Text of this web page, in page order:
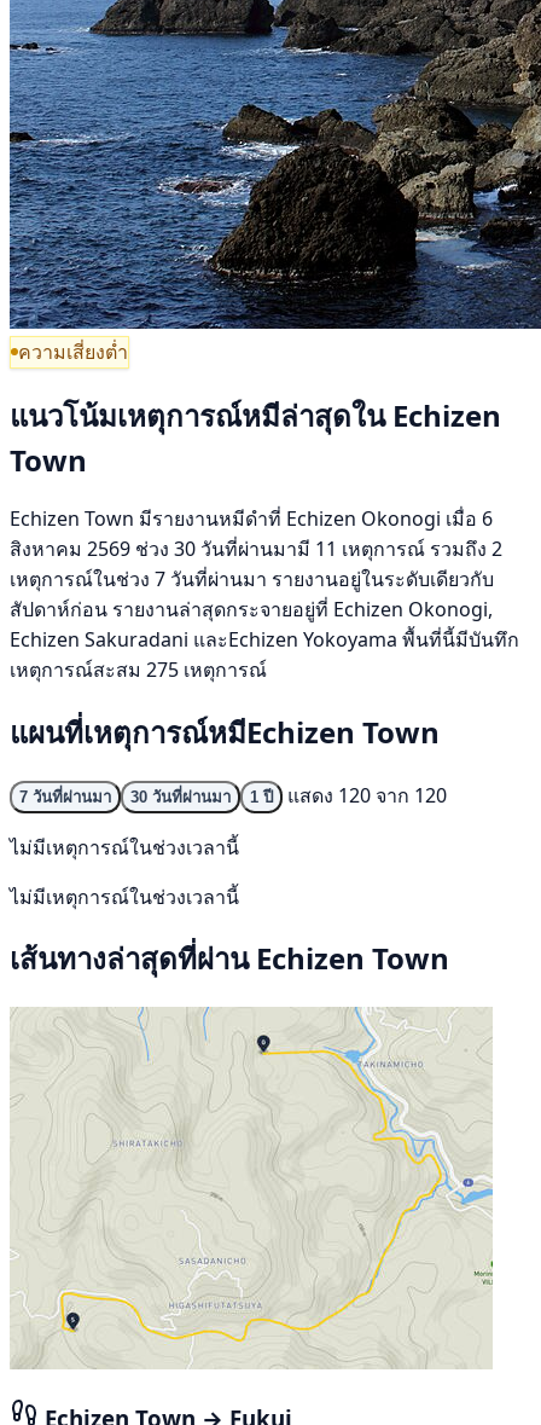
ความเสี่ยงต่ำ
แนวโน้มเหตุการณ์หมีล่าสุดใน Echizen
Town
Echizen Town มีรายงานหมีดำที่ Echizen Okonogi เมื่อ 6
สิงหาคม 2569 ช่วง 30 วันที่ผ่านมามี 11 เหตุการณ์ รวมถึง 2
เหตุการณ์ในช่วง 7 วันที่ผ่านมา รายงานอยู่ในระดับเดียวกับ
สัปดาห์ก่อน รายงานล่าสุดกระจายอยู่ที่ Echizen Okonogi,
Echizen Sakuradani และEchizen Yokoyama พื้นที่นี้มีบันทึก
เหตุการณ์สะสม 275 เหตุการณ์
แผนที่เหตุการณ์หมีEchizen Town
7 วันที่ผ่านมา 30 วันที่ผ่านมา 1 ปี
แสดง 120 จาก 120
ไม่มีเหตุการณ์ในช่วงเวลานี้
ไม่มีเหตุการณ์ในช่วงเวลานี้
เส้นทางล่าสุดที่ผ่าน Echizen Town
Echizen Town → Fukui